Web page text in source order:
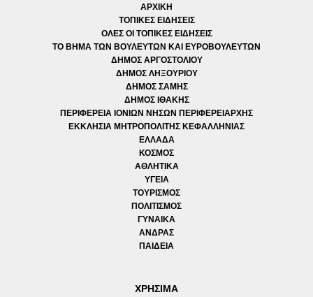
ΑΡΧΙΚΗ
ΤΟΠΙΚΕΣ ΕΙΔΗΣΕΙΣ
ΟΛΕΣ ΟΙ ΤΟΠΙΚΕΣ ΕΙΔΗΣΕΙΣ
ΤΟ ΒΗΜΑ ΤΩΝ ΒΟΥΛΕΥΤΩΝ ΚΑΙ ΕΥΡΟΒΟΥΛΕΥΤΩΝ
ΔΗΜΟΣ ΑΡΓΟΣΤΟΛΙΟΥ
ΔΗΜΟΣ ΛΗΞΟΥΡΙΟΥ
ΔΗΜΟΣ ΣΑΜΗΣ
ΔΗΜΟΣ ΙΘΑΚΗΣ
ΠΕΡΙΦΕΡΕΙΑ ΙΟΝΙΩΝ ΝΗΣΩΝ ΠΕΡΙΦΕΡΕΙΑΡΧΗΣ
ΕΚΚΛΗΣΙΑ ΜΗΤΡΟΠΟΛΙΤΗΣ ΚΕΦΑΛΛΗΝΙΑΣ
ΕΛΛΑΔΑ
ΚΟΣΜΟΣ
ΑΘΛΗΤΙΚΑ
ΥΓΕΙΑ
ΤΟΥΡΙΣΜΟΣ
ΠΟΛΙΤΙΣΜΟΣ
ΓΥΝΑΙΚΑ
ΑΝΔΡΑΣ
ΠΑΙΔΕΙΑ
ΧΡΗΣΙΜΑ